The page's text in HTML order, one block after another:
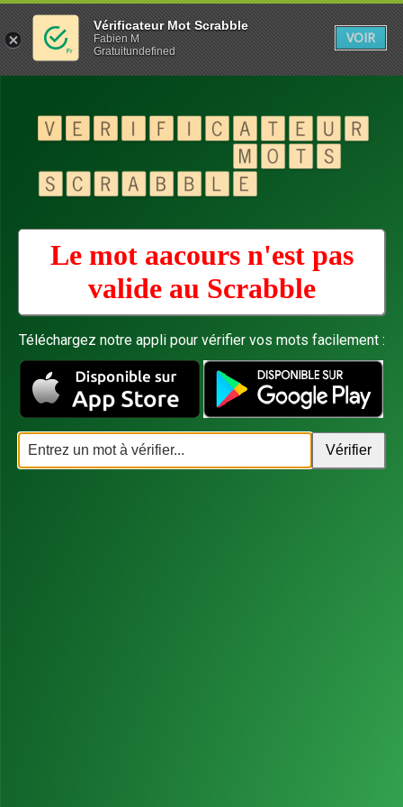
Le mot aacours n'est pas
valide au Scrabble
Téléchargez notre appli pour vérifier vos mots facilement :
Vérificateur Mot Scrabble
Fabien M
Gratuitundefined
VOIR